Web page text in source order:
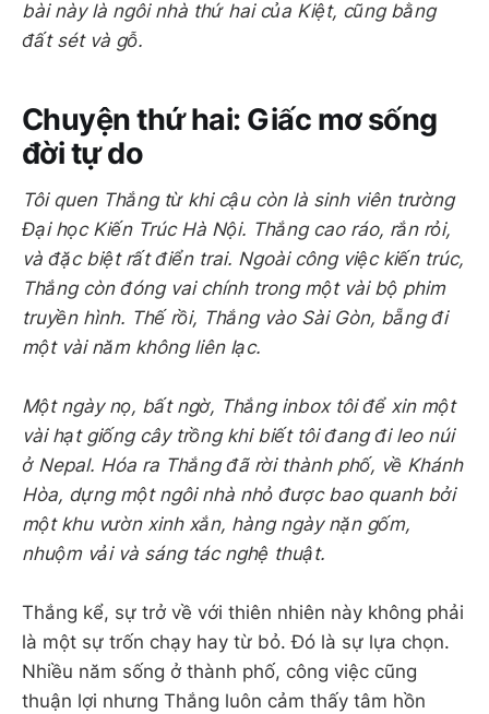
bài này là ngôi nhà thứ hai của Kiệt, cũng bằng
đất sét và gỗ.
Chuyện thứ hai: Giấc mơ sống
đời tự do
Tôi quen Thắng từ khi cậu còn là sinh viên trường
Đại học Kiến Trúc Hà Nội. Thắng cao ráo, rắn rỏi,
và đặc biệt rất điển trai. Ngoài công việc kiến trúc,
Thắng còn đóng vai chính trong một vài bộ phim
truyền hình. Thế rồi, Thắng vào Sài Gòn, bẵng đi
một vài năm không liên lạc.
Một ngày nọ, bất ngờ, Thắng inbox tôi để xin một
vài hạt giống cây trồng khi biết tôi đang đi leo núi
ở Nepal. Hóa ra Thắng đã rời thành phố, về Khánh
Hòa, dựng một ngôi nhà nhỏ được bao quanh bởi
một khu vườn xinh xắn, hàng ngày nặn gốm,
nhuộm vải và sáng tác nghệ thuật.
Thắng kể, sự trở về với thiên nhiên này không phải
là một sự trốn chạy hay từ bỏ. Đó là sự lựa chọn.
Nhiều năm sống ở thành phố, công việc cũng
thuận lợi nhưng Thắng luôn cảm thấy tâm hồn